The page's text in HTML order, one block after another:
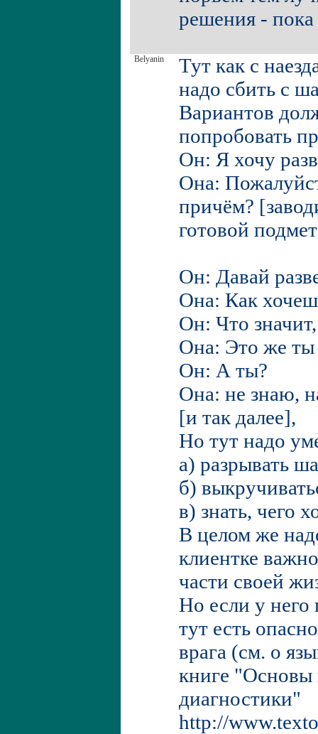
решения -
Belyanin
Тут как с
надо сбить с
Вариантов
попробовать
Он: Я хочу
Она:
причём?
готовой
Он: Давай
Она: Как
Он: Что
Она: Это же ты
Он: А ты?
Она: не знаю,
[и так далее],
Но тут надо
а) разрывать
б)
в) знать, чего
В целом же
клиентке
части своей
Но если у него
тут есть
врага (см. о
книге "Основы
диагностики"
http://